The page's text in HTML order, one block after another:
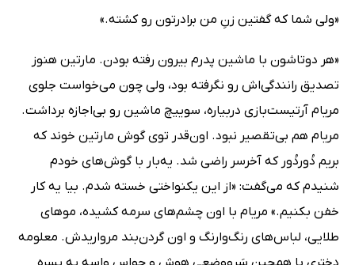
«ولی شما که گفتین زنِ من برادرتون رو کشته.»
«هر دوتاشون با ماشین پدرم بیرون رفته بودن. مارتین هنوز
تصدیق رانندگی‌اش رو نگرفته بود، ولی چون می‌خواست جلوی
مریام آرتیست‌بازی دربیاره، سوییچ ماشین رو بی‌اجازه برداشت.
مریام هم بی‌تقصیر نبود. اون‌قدر توی گوش مارتین خوند که
بریم دُوردُور که آخرسر راضی شد. یه‌بار با گوش‌های خودم
شنیدم که می‌گفت: «از این یکنواختی خسته شدم. بیا یه کار
خفن بکنیم.» مریام با اون چشم‌های سرمه کشیده، موهای
طلایی، لباس‌های رنگ‌وارنگ و اون گردن‌بند مرواریدش. معلومه